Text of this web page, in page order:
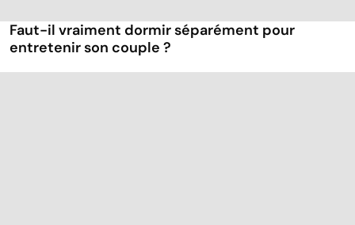
Faut-il vraiment dormir séparément pour
entretenir son couple ?